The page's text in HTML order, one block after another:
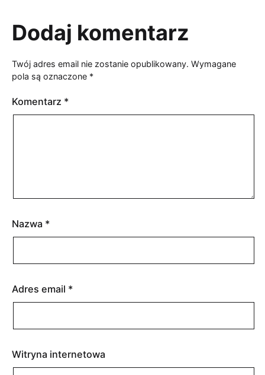
Dodaj komentarz
Twój adres email nie zostanie opublikowany. Wymagane
pola są oznaczone *
Komentarz *
Nazwa *
Adres email *
Witryna internetowa